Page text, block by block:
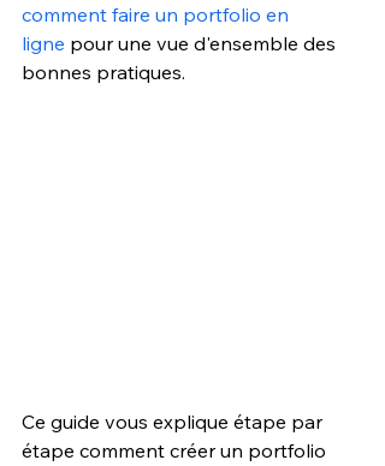
comment faire un portfolio en
ligne pour une vue d'ensemble des
bonnes pratiques.
Ce guide vous explique étape par
étape comment créer un portfolio